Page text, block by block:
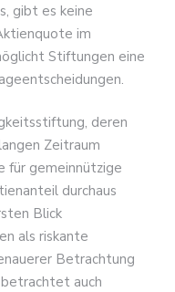
gibt es keine
im
Stiftungen eine
deren
Zeitraum
für gemeinnützige
durchaus
Blick
als riskante
Betrachtung
auch